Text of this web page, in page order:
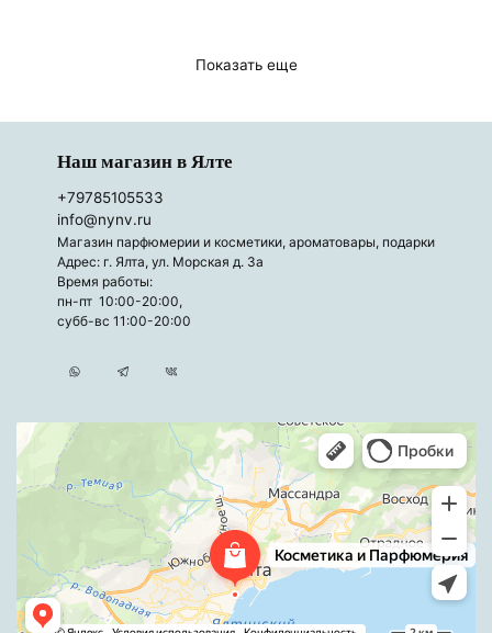
Показать еще
Наш магазин в Ялте
+79785105533
info@nynv.ru
Магазин парфюмерии и косметики, ароматовары, подарки
Адрес: г. Ялта, ул. Морская д. 3а
Время работы:
пн-пт 10:00-20:00,
субб-вс 11:00-20:00